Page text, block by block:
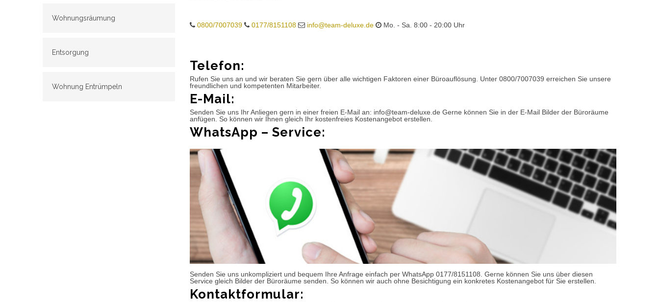
Wohnungsräumung
Entsorgung
Wohnung Entrümpeln
0800/7007039 0177/8151108 info@team-deluxe.de Mo. - Sa. 8:00 - 20:00 Uhr
Telefon:
Rufen Sie uns an und wir beraten Sie gern über alle wichtigen Faktoren einer Büroauflösung. Unter 0800/7007039 erreichen Sie unsere
freundlichen und kompetenten Mitarbeiter.
E-Mail:
Senden Sie uns Ihr Anliegen gern in einer freien E-Mail an: info@team-deluxe.de Gerne können Sie in der E-Mail Bilder der Büroräume
anfügen. So können wir Ihnen gleich Ihr kostenfreies Kostenangebot erstellen.
WhatsApp – Service:
Senden Sie uns unkompliziert und bequem Ihre Anfrage einfach per WhatsApp 0177/8151108. Gerne können Sie uns über diesen
Service gleich Bilder der Büroräume senden. So können wir auch ohne Besichtigung ein konkretes Kostenangebot für Sie erstellen.
Kontaktformular: